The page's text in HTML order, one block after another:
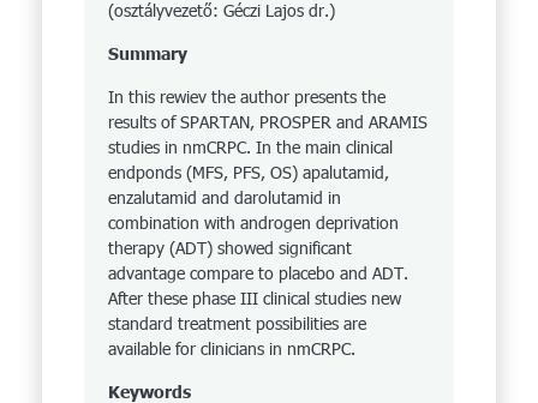
(osztályvezető: Géczi Lajos dr.)
Summary
In this rewiev the author presents the
results of SPARTAN, PROSPER and ARAMIS
studies in nmCRPC. In the main clinical
endponds (MFS, PFS, OS) apalutamid,
enzalutamid and darolutamid in
combination with androgen deprivation
therapy (ADT) showed significant
advantage compare to placebo and ADT.
After these phase III clinical studies new
standard treatment possibilities are
available for clinicians in nmCRPC.
Keywords